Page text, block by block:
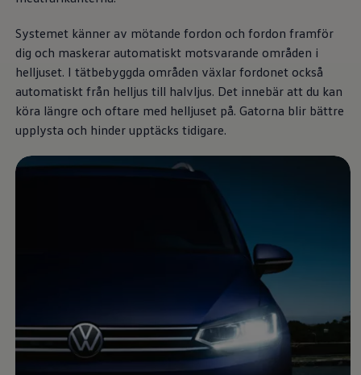
Modellspecifika tillbehör
Delar
Originaldelar
Bytesdelar
Ekonomidelar
Classic Parts
Volkswagenkortet
Förmåner och erbjudanden
Frågor och svar
Reseförsäkring
Viktig kundinformation
2G/3G-nätet stängs ned – hur påverkas min
Mjukvaruuppdatering för förbränningsbilar
Information om myVolkswagen
Hjälp med appar och digitala tjänster
Navigation Map Update
Digital Instruktionsbok
Mobilitetsgarantin
Uppdateringar för elbilar
Systemet känner av mötande fordon och fordon framför
dig och maskerar automatiskt motsvarande områden i
helljuset. I tätbebyggda områden växlar fordonet också
automatiskt från helljus till halvljus. Det innebär att du kan
köra längre och oftare med helljuset på. Gatorna blir bättre
upplysta och hinder upptäcks tidigare.